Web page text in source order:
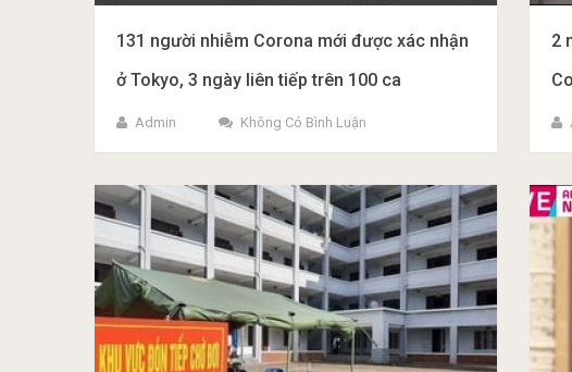
131 người nhiễm Corona mới được xác nhận
ở Tokyo, 3 ngày liên tiếp trên 100 ca
Admin Không Có Bình Luận
2